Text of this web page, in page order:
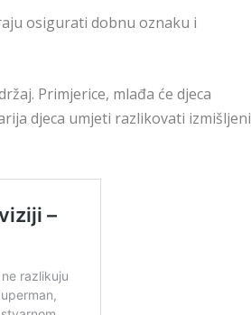
osigurati dobnu oznaku i
Primjerice, mlađa će djeca
djeca umjeti razlikovati izmišljeni